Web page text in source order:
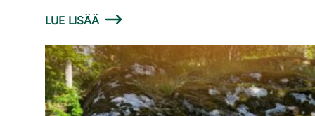
LUE LISÄÄ